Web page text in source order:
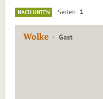
NACH UNTEN Seiten 1
Wolke Gast